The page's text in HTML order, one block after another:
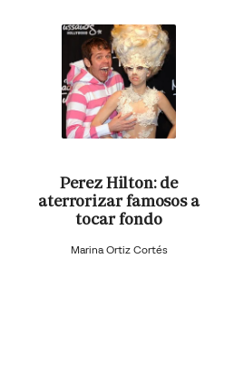
Perez Hilton: de
aterrorizar famosos a
tocar fondo
Marina Ortiz Cortés